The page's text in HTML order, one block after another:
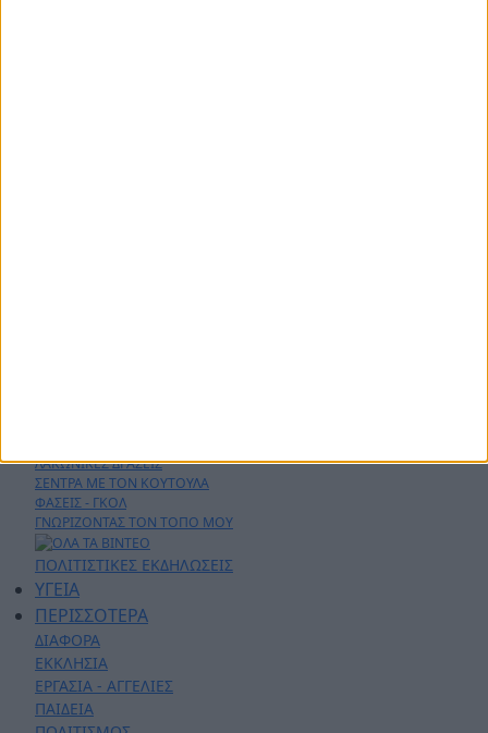
ΛΑΚΩΝΙΚΕΣ ΔΡΑΣΕΙΣ
ΣΕΝΤΡΑ ΜΕ ΤΟΝ ΚΟΥΤΟΥΛΑ
ΦΑΣΕΙΣ - ΓΚΟΛ
ΓΝΩΡΙΖΟΝΤΑΣ ΤΟΝ ΤΟΠΟ ΜΟΥ
ΠΟΛΙΤΙΣΤΙΚΕΣ ΕΚΔΗΛΩΣΕΙΣ
ΥΓΕΙΑ
ΠΕΡΙΣΣΟΤΕΡΑ
ΔΙΑΦΟΡΑ
ΕΚΚΛΗΣΙΑ
ΕΡΓΑΣΙΑ - ΑΓΓΕΛΙΕΣ
ΠΑΙΔΕΙΑ